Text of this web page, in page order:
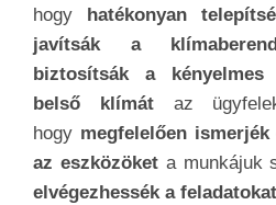
hogy hatékonyan
javítsák a
biztosítsák a kényelmes
belső klímát az
hogy megfelelően
az eszközöketa munkájuk
elvégezhessék a feladatokat